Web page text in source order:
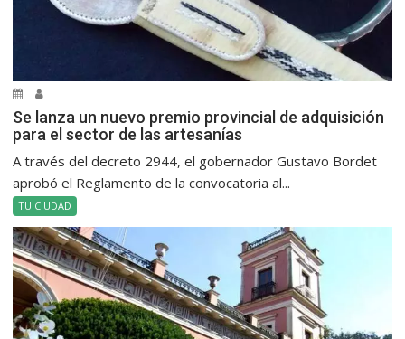
Se lanza un nuevo premio provincial de adquisición
para el sector de las artesanías
A través del decreto 2944, el gobernador Gustavo Bordet
aprobó el Reglamento de la convocatoria al...
TU CIUDAD